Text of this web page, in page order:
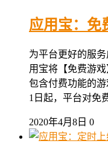
应用宝：免
为平台更好的服
用宝将【免费游
包含付费功能的
1日起，平台对免
2020年4月8日 0